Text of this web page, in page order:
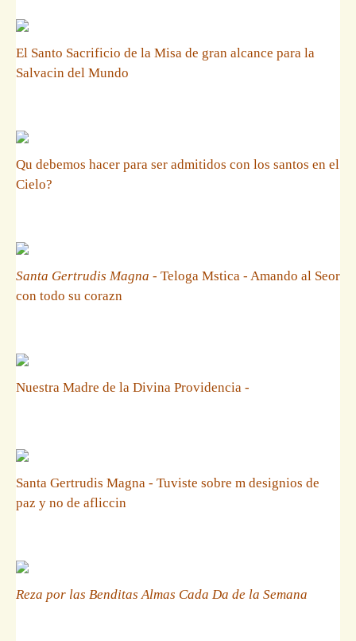
El Santo Sacrificio de la Misa de gran alcance para la
Salvacin del Mundo
Qu debemos hacer para ser admitidos con los santos en el
Cielo?
Santa Gertrudis Magna - Teloga Mstica - Amando al Seor
con todo su corazn
Nuestra Madre de la Divina Providencia -
Santa Gertrudis Magna - Tuviste sobre m designios de
paz y no de afliccin
Reza por las Benditas Almas Cada Da de la Semana